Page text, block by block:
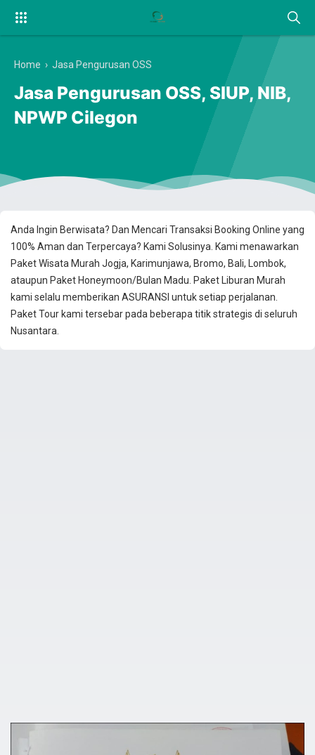
Anda Ingin Berwisata? Dan Mencari Transaksi Booking Online yang
100% Aman dan Terpercaya? Kami Solusinya. Kami menawarkan
Paket Wisata Murah Jogja, Karimunjawa, Bromo, Bali, Lombok,
ataupun Paket Honeymoon/Bulan Madu. Paket Liburan Murah
kami selalu memberikan ASURANSI untuk setiap perjalanan.
Paket Tour kami tersebar pada beberapa titik strategis di seluruh
Nusantara.
Home › Jasa Pengurusan OSS
Jasa Pengurusan OSS, SIUP, NIB,
NPWP Cilegon